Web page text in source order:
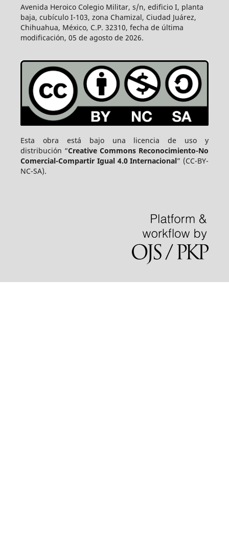
Avenida Heroico Colegio Militar, s/n, edificio I, planta
baja, cubículo I-103, zona Chamizal, Ciudad Juárez,
Chihuahua, México, C.P. 32310, fecha de última
modificación, 05 de agosto de 2026.
Esta obra está bajo una licencia de uso y
distribución “Creative Commons Reconocimiento-No
Comercial-Compartir Igual 4.0 Internacional” (CC-BY-
NC-SA).